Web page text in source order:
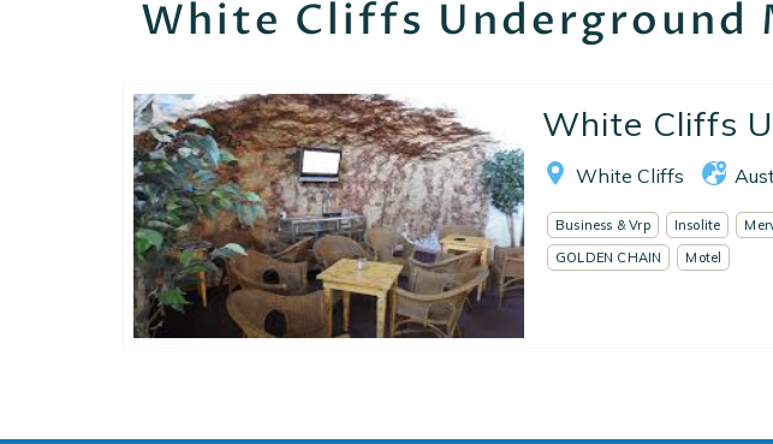
Ecrivez-nous
White Cliffs Underground
White Cliffs
White Cliffs
Business & Vrp Insolite
GOLDEN CHAIN
Motel